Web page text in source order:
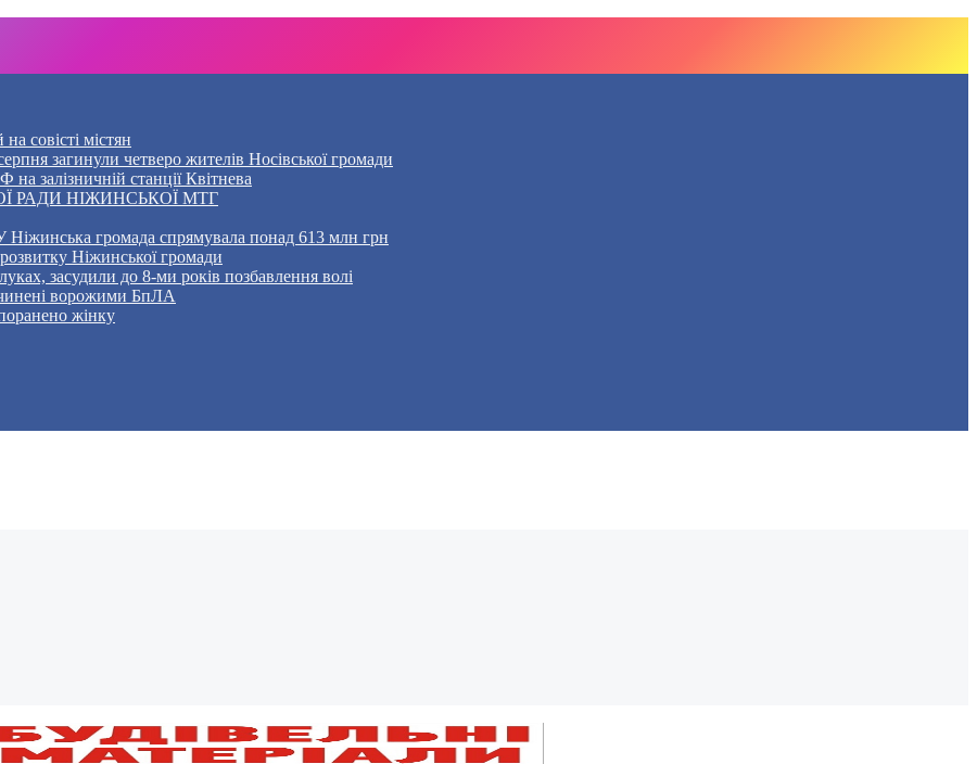
совісті містян
загинули четверо жителів Носівської громади
залізничній станції Квітнева
РАДИ НІЖИНСЬКОЇ МТГ
громада спрямувала понад 613 млн грн
Ніжинської громади
засудили до 8-ми років позбавлення волі
ворожими БпЛА
жінку